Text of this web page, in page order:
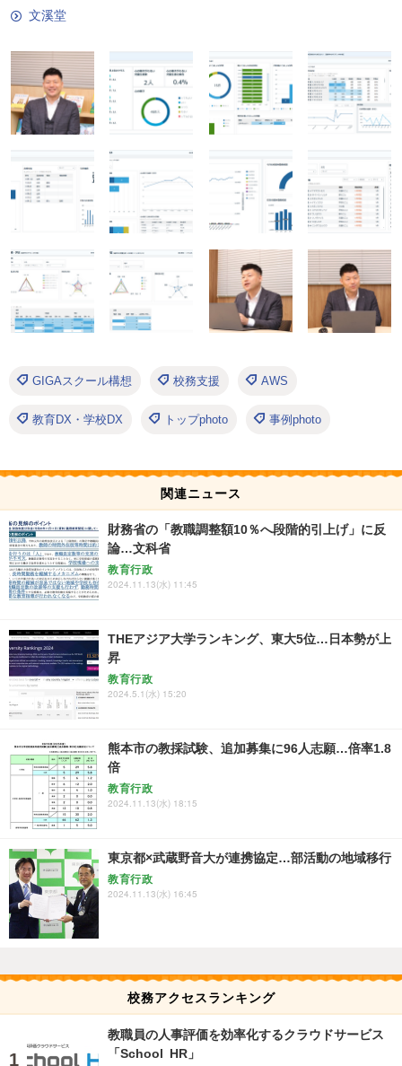
文溪堂
GIGAスクール構想 校務支援 AWS
教育DX・学校DX トップphoto 事例photo
関連ニュース
財務省の「教職調整額10％へ段階的引上げ」に反
論…文科省
教育行政
2024.11.13(水) 11:45
THEアジア大学ランキング、東大5位…日本勢が上
昇
教育行政
2024.5.1(水) 15:20
熊本市の教採試験、追加募集に96人志願…倍率1.8
倍
教育行政
2024.11.13(水) 18:15
東京都×武蔵野音大が連携協定…部活動の地域移行
教育行政
2024.11.13(水) 16:45
校務アクセスランキング
教職員の人事評価を効率化するクラウドサービス
「School HR」